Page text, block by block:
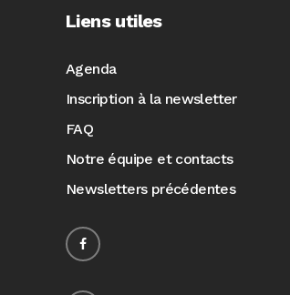
Liens utiles
Agenda
Inscription à la newsletter
FAQ
Notre équipe et contacts
Newsletters précédentes